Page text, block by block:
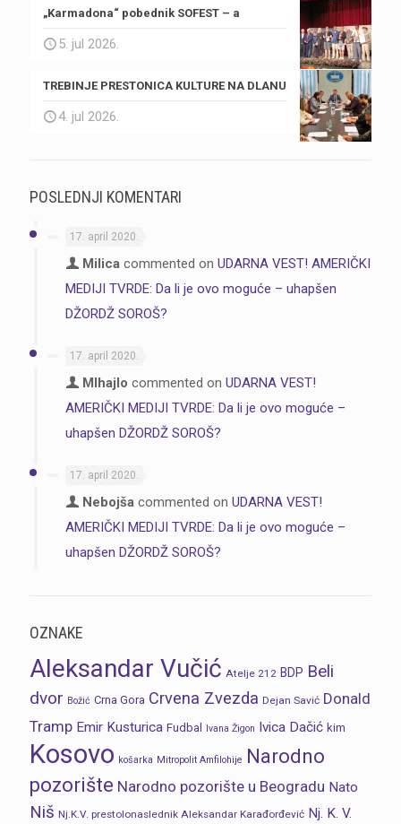
„Karmadona“ pobednik SOFEST – a
5. jul 2026.
TREBINJE PRESTONICA KULTURE NA DLANU
4. jul 2026.
POSLEDNJI KOMENTARI
17. april 2020.
Milica commented on UDARNA VEST! AMERIČKI
MEDIJI TVRDE: Da li je ovo moguće – uhapšen
DŽORDŽ SOROŠ?
17. april 2020.
MIhajlo commented on UDARNA VEST!
AMERIČKI MEDIJI TVRDE: Da li je ovo moguće –
uhapšen DŽORDŽ SOROŠ?
17. april 2020.
Nebojša commented on UDARNA VEST!
AMERIČKI MEDIJI TVRDE: Da li je ovo moguće –
uhapšen DŽORDŽ SOROŠ?
OZNAKE
Aleksandar Vučić Atelje 212 BDP Beli
dvor Božić Crna Gora Crvena Zvezda Dejan Savić Donald
Tramp Emir Kusturica Fudbal Ivana Žigon Ivica Dačić kim
Kosovo košarka Mitropolit Amfilohije
Narodno
pozorište Narodno pozorište u Beogradu Nato
Niš Nj.K.V. prestolonaslednik Aleksandar Karađorđević Nj. K. V.